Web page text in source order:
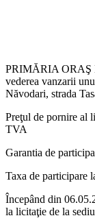
PRIMĂRIA ORAŞ
vederea vanzarii
Năvodari, strada
Preţul de pornire al
TVA
Garantia de
Taxa de participare
Începând din
la licitaţie de la